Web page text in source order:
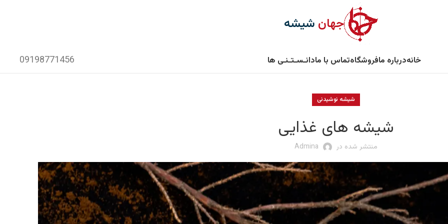
جهان شیشه
خانهدرباره مافروشگاهتماس با مادانـسـتـنـی ها 09198771456
شیشه نوشیدنی
شیشه های غذایی
منتشر شده در Admina